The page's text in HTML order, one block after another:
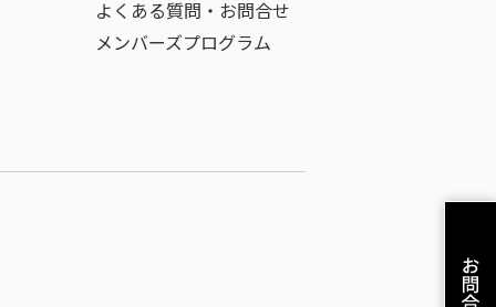
よくある質問・お問合せ
メンバーズプログラム